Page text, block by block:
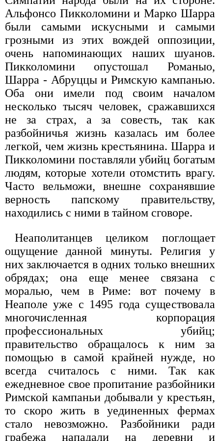
Альфонсо Пикколомини и Марко Шарра
были самыми искусными и самыми
грозными из этих вождей оппозиции,
очень напоминающих наших шуанов.
Пикколомини опустошал Романыо,
Шарра - Абруццы и Римскую кампанью.
Оба они имели под своим началом
несколько тысяч человек, сражавшихся
не за страх, а за совесть, так как
разбойничья жизнь казалась им более
легкой, чем жизнь крестьянина. Шарра и
Пикколомини поставляли убийц богатым
людям, которые хотели отомстить врагу.
Часто вельможи, внешне сохранявшие
верность папскому правительству,
находились с ними в тайном сговоре.
Неаполитанцев целиком поглощает
ощущение данной минуты. Религия у
них заключается в одних только внешних
обрядах; она еще менее связана с
моралью, чем в Риме: вот почему в
Неаполе уже с 1495 года существовала
многочисленная корпорация
профессиональных убийц;
правительство обращалось к ним за
помощью в самой крайней нужде, но
всегда считалось с ними. Так как
ежедневное свое пропитание разбойники
Римской кампаньи добывали у крестьян,
то скоро жить в уединенных фермах
стало невозможно. Разбойники ради
грабежа нападали на деревни и